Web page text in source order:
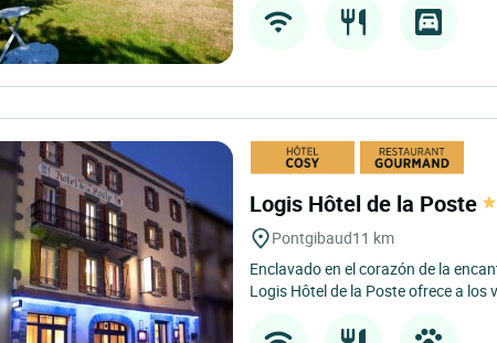
Logis Hôtel de la Poste
Pontgibaud11 km
Enclavado en el corazón de la
Logis Hôtel de la Poste ofrece a los